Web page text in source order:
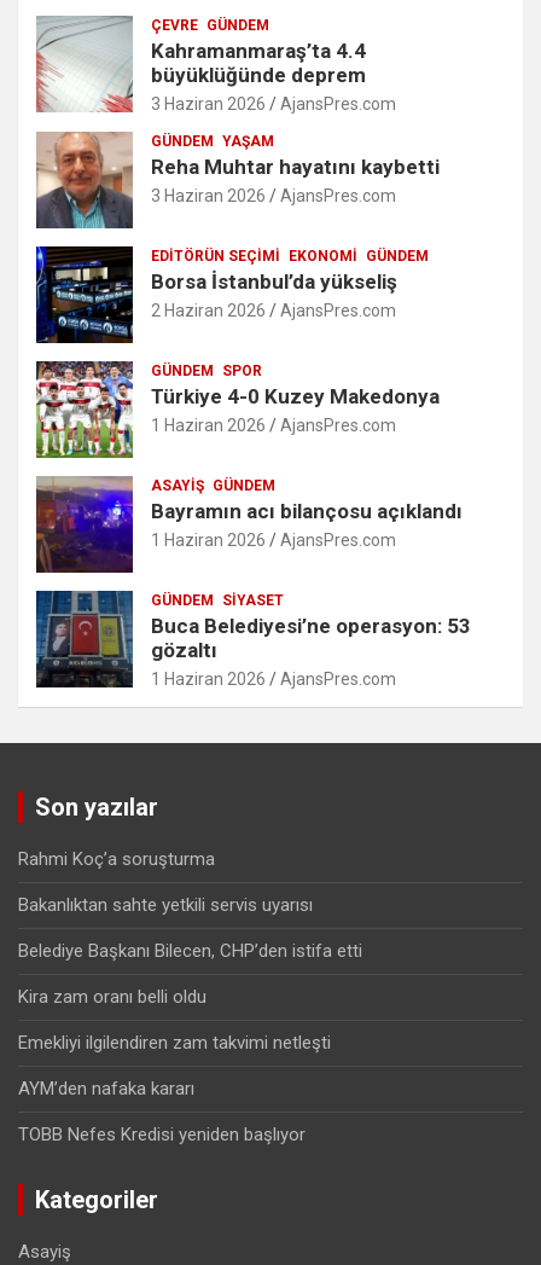
ÇEVRE GÜNDEM
Kahramanmaraş’ta 4.4
büyüklüğünde deprem
3 Haziran 2026 AjansPres.com
GÜNDEM YAŞAM
Reha Muhtar hayatını kaybetti
3 Haziran 2026 AjansPres.com
EDITÖRÜN SEÇIMI EKONOMI GÜNDEM
Borsa İstanbul’da yükseliş
2 Haziran 2026 AjansPres.com
GÜNDEM SPOR
Türkiye 4-0 Kuzey Makedonya
1 Haziran 2026 AjansPres.com
ASAYIŞ GÜNDEM
Bayramın acı bilançosu açıklandı
1 Haziran 2026 AjansPres.com
GÜNDEM SIYASET
Buca Belediyesi’ne operasyon: 53
gözaltı
1 Haziran 2026 AjansPres.com
Son yazılar
Rahmi Koç’a soruşturma
Bakanlıktan sahte yetkili servis uyarısı
Belediye Başkanı Bilecen, CHP’den istifa etti
Kira zam oranı belli oldu
Emekliyi ilgilendiren zam takvimi netleşti
AYM’den nafaka kararı
TOBB Nefes Kredisi yeniden başlıyor
Kategoriler
Asayiş